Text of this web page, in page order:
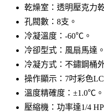
乾燥室：透明壓克力
孔閥數：8支。
冷凝溫度：-60℃。
冷卻型式：風扇馬達。
冷凝方式：不鏽鋼桶
操作顯示：7吋彩色
溫度精確度：±1.0℃。
壓縮機：功率達1/4